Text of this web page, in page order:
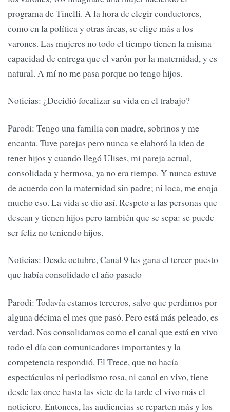
programa de Tinelli. A la hora de elegir conductores,
como en la política y otras áreas, se elige más a los
varones. Las mujeres no todo el tiempo tienen la misma
capacidad de entrega que el varón por la maternidad, y es
natural. A mí no me pasa porque no tengo hijos.
Noticias: ¿Decidió focalizar su vida en el trabajo?
Parodi: Tengo una familia con madre, sobrinos y me
encanta. Tuve parejas pero nunca se elaboró la idea de
tener hijos y cuando llegó Ulises, mi pareja actual,
consolidada y hermosa, ya no era tiempo. Y nunca estuve
de acuerdo con la maternidad sin padre; ni loca, me enoja
mucho eso. La vida se dio así. Respeto a las personas que
desean y tienen hijos pero también que se sepa: se puede
ser feliz no teniendo hijos.
Noticias: Desde octubre, Canal 9 les gana el tercer puesto
que había consolidado el año pasado
Parodi: Todavía estamos terceros, salvo que perdimos por
alguna décima el mes que pasó. Pero está más peleado, es
verdad. Nos consolidamos como el canal que está en vivo
todo el día con comunicadores importantes y la
competencia respondió. El Trece, que no hacía
espectáculos ni periodismo rosa, ni canal en vivo, tiene
desde las once hasta las siete de la tarde el vivo más el
noticiero. Entonces, las audiencias se reparten más y los